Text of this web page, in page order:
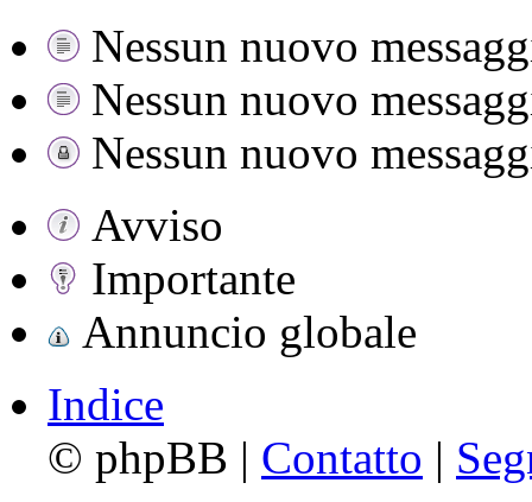
Nessun nuovo
Nessun nuovo
Nessun nuovo
Avviso
Importante
Annuncio globale
Indice
© phpBB | Contatto |